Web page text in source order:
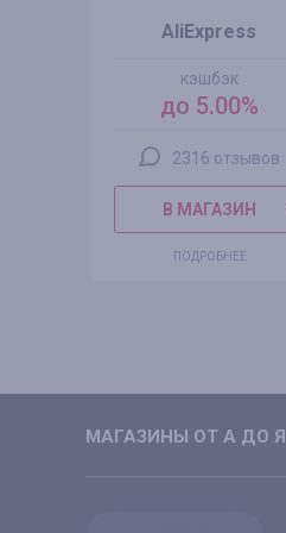
AliExpress
кэшбэк
до 5.00%
2316 отзывов
В МАГАЗИН
ПОДРОБНЕЕ
МАГАЗИНЫ ОТ А ДО Я